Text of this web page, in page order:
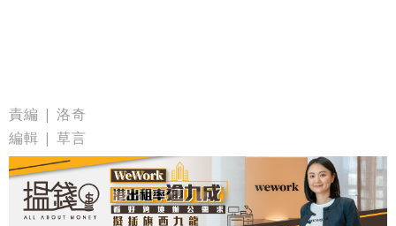
責編 | 洛奇
編輯 | 草言